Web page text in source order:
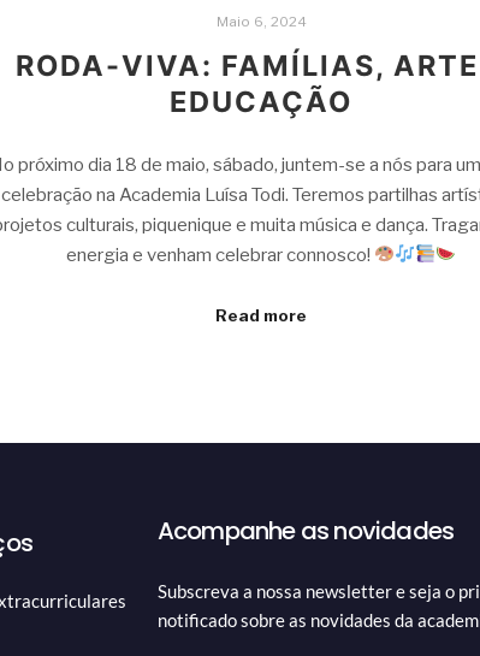
Maio 6, 2024
RODA-VIVA: FAMÍLIAS, ARTE
EDUCAÇÃO
próximo dia 18 de maio, sábado, juntem-se a nós para
celebração na Academia Luísa Todi. Teremos partilhas
culturais, piquenique e muita música e dança.
energia e venham celebrar connosco!
Read more
Acompanhe as novidades
Subscreva a nossa newsletter e seja o
notificado sobre as novidades da